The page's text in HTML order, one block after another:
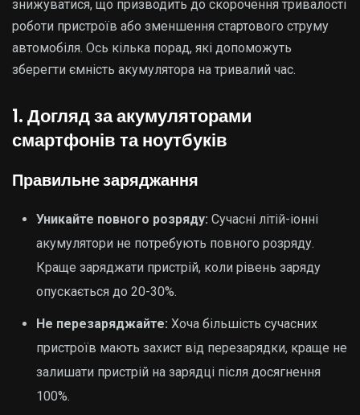
знижуватися, що призводить до скорочення тривалості
роботи пристроїв або зменшення стартового струму
автомобіля. Ось кілька порад, які допоможуть
зберегти ємність акумулятора на тривалий час.
1. Догляд за акумуляторами
смартфонів та ноутбуків
Правильне заряджання
Уникайте повного розряду: Сучасні літій-іонні
акумулятори не потребують повного розряду.
Краще заряджати пристрій, коли рівень заряду
опускається до 20-30%.
Не перезаряджайте: Хоча більшість сучасних
пристроїв мають захист від перезарядки, краще не
залишати пристрій на зарядці після досягнення
100%.